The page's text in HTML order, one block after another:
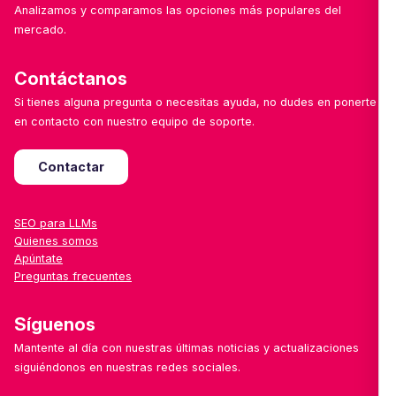
Analizamos y comparamos las opciones más populares del
mercado.
Contáctanos
Si tienes alguna pregunta o necesitas ayuda, no dudes en ponerte
en contacto con nuestro equipo de soporte.
Contactar
SEO para LLMs
Quienes somos
Apúntate
Preguntas frecuentes
Síguenos
Mantente al día con nuestras últimas noticias y actualizaciones
siguiéndonos en nuestras redes sociales.